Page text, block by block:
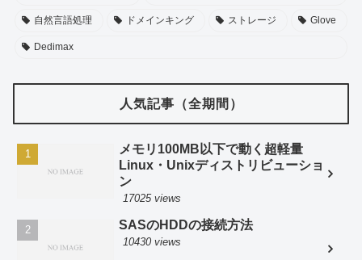
自然言語処理 ドメインキング ストレージ Glove
Dedimax
人気記事（全期間）
メモリ100MB以下で動く超軽量
Linux・Unixディストリビューショ
ン
17025 views
SASのHDDの接続方法
10430 views